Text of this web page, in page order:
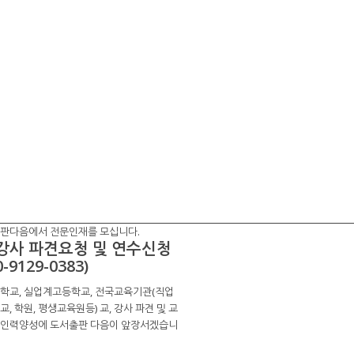
다음에서 전문인재를 모십니다.
사 파견요청 및 연수신청
9129-0383)
교, 실업계고등학교, 전국교육기관(직업
, 학원, 평생교육원등) 교, 강사 파견 및 교
력양성에 도서출판 다음이 앞장서겠습니